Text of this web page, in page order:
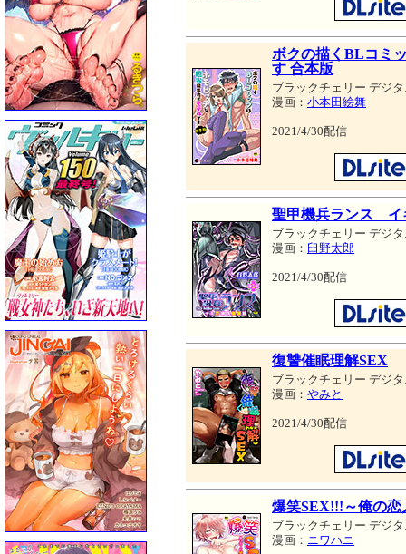
ボクの描くBLコミ
す 合本版
ブラックチェリー デジ
漫画： 小本田絵舞
2021/4/30配信
聖甲機兵ランス イ
ブラックチェリー デジ
漫画： 臼野太郎
2021/4/30配信
復讐催眠理解SEX
ブラックチェリー デジ
漫画： やみと
2021/4/30配信
爆笑SEX!!!～俺の恋
ブラックチェリー デジ
漫画： ニワハニ